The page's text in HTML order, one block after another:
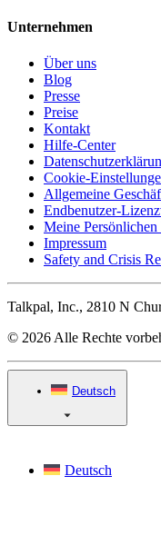
Unternehmen
Über uns
Blog
Presse
Preise
Kontakt
Hilfe-Center
Cookie-
Allgemeine
Endbenutzer-
Meine
Impressum
Safety and Crisis
Talkpal, Inc., 2810 N
© 2026 Alle Rechte
Deutsch
Deutsch